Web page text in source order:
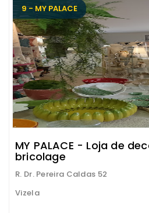
9 - MY PALACE
MY PALACE - Loja de
bricolage
R. Dr. Pereira Caldas 52
Vizela